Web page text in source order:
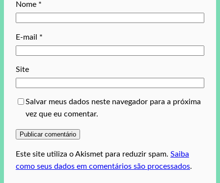
Nome *
E-mail *
Site
Salvar meus dados neste navegador para a próxima
vez que eu comentar.
Este site utiliza o Akismet para reduzir spam. Saiba
como seus dados em comentários são processados.